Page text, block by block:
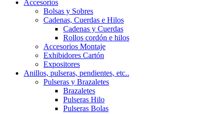
Accesorios
Bolsas y Sobres
Cadenas, Cuerdas e Hilos
Cadenas y Cuerdas
Rollos cordón e hilos
Accesorios Montaje
Exhibidores Cartón
Expositores
Anillos, pulseras, pendientes, etc..
Pulseras y Brazaletes
Brazaletes
Pulseras Hilo
Pulseras Bolas